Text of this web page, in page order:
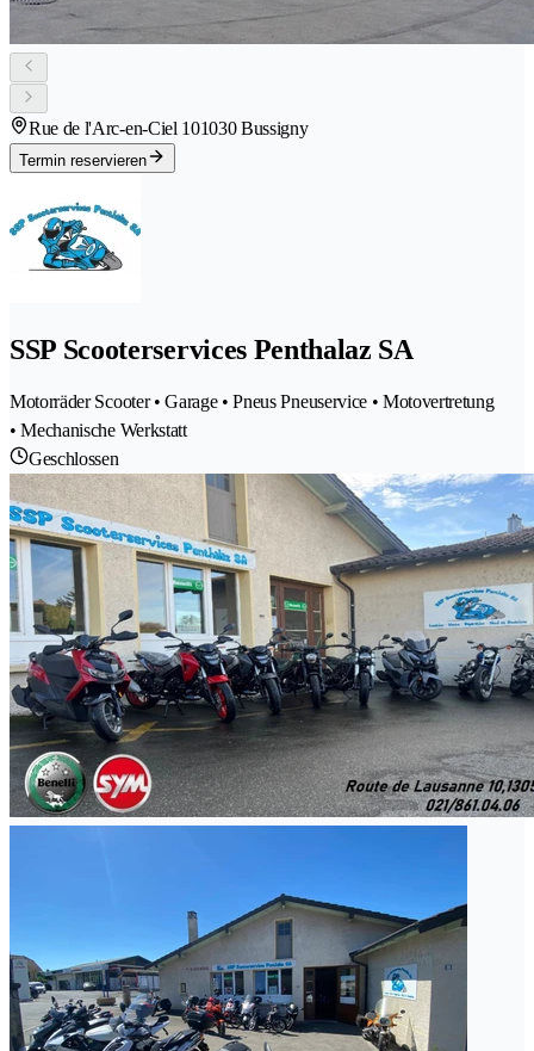
Rue de l'Arc-en-Ciel 101030 Bussigny
Termin reservieren
SSP Scooterservices Penthalaz SA
Motorräder Scooter • Garage • Pneus Pneuservice • Motovertretung
• Mechanische Werkstatt
Geschlossen